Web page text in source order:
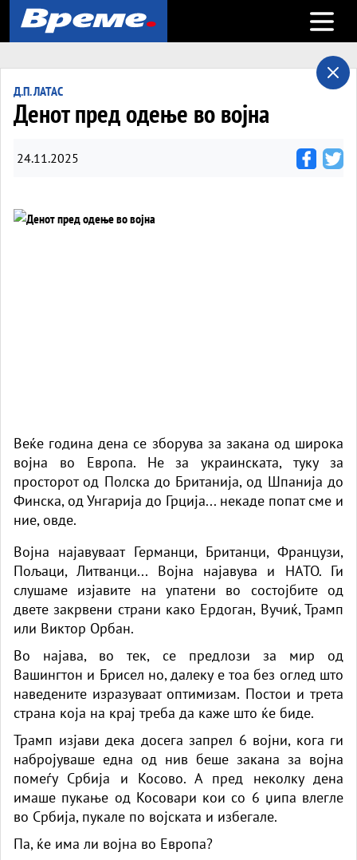
Open
Д.П. ЛАТАС
Денот пред одење во војна
24.11.2025
Веќе година дена се зборува за закана од широка
војна во Европа. Не за украинската, туку за
просторот од Полска до Британија, од Шпанија до
Финска, од Унгарија до Грција... некаде попат сме и
ние, овде.
Војна најавуваат Германци, Британци, Французи,
Пољаци, Литванци... Војна најавува и НАТО. Ги
слушаме изјавите на упатени во состојбите од
двете закрвени страни како Ердоган, Вучиќ, Трамп
или Виктор Орбан.
Во најава, во тек, се предлози за мир од
Вашингтон и Брисел но, далеку е тоа без оглед што
наведените изразуваат оптимизам. Постои и трета
страна која на крај треба да каже што ќе биде.
Трамп изјави дека досега запрел 6 војни, кога ги
набројуваше една од нив беше закана за војна
помеѓу Србија и Косово. А пред неколку дена
имаше пукање од Косовари кои со 6 џипа влегле
во Србија, пукале по војската и избегале.
Па, ќе има ли војна во Европа?